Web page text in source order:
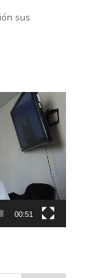
sus
00:51